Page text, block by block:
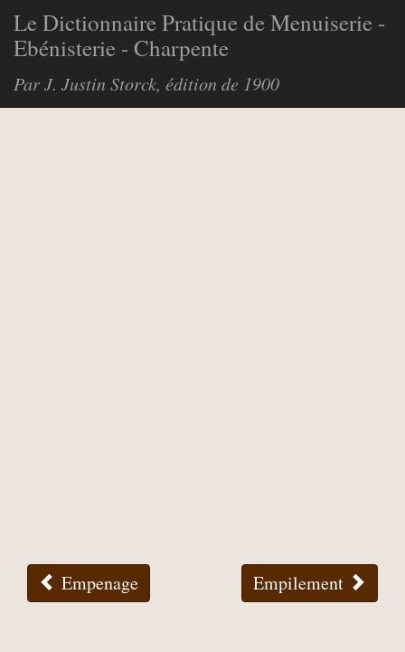
Le Dictionnaire Pratique de Menuiserie -
Ebénisterie - Charpente
Par J. Justin Storck, édition de 1900
Empenage Empilement